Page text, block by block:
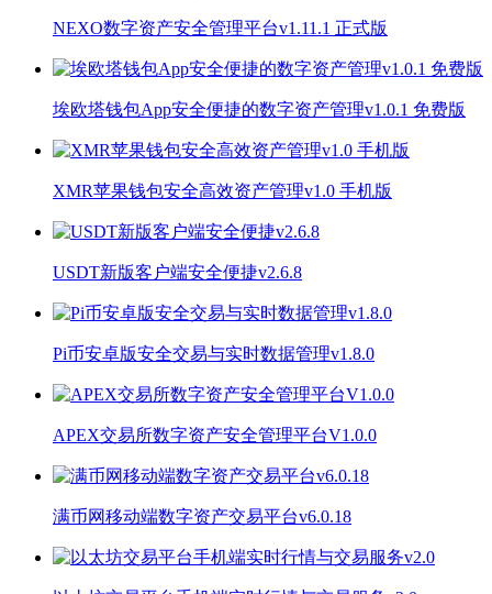
NEXO数字资产安全管理平台v1.11.1 正式版
埃欧塔钱包App安全便捷的数字资产管理v1.0.1 免费版
XMR苹果钱包安全高效资产管理v1.0 手机版
USDT新版客户端安全便捷v2.6.8
Pi币安卓版安全交易与实时数据管理v1.8.0
APEX交易所数字资产安全管理平台V1.0.0
满币网移动端数字资产交易平台v6.0.18